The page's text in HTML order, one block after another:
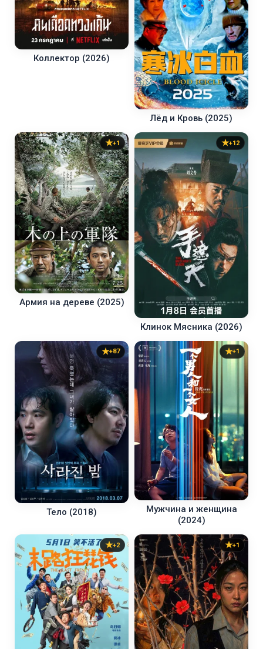
Коллектор (2026)
Лёд и Кровь (2025)
+1
Армия на дереве (2025)
+12
Клинок Мясника (2026)
+87
Тело (2018)
+1
Мужчина и женщина
(2024)
+2 +1